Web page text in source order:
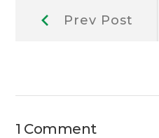
Prev Post
1 Comment